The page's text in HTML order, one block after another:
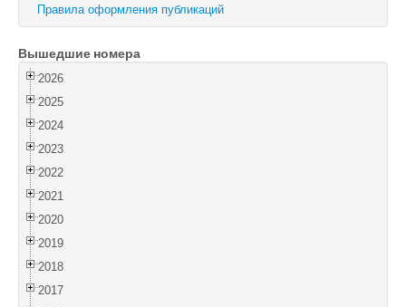
Поиск
Войти
Правила оформления публикаций
Вышедшие номера
2026
2025
2024
2023
2022
2021
2020
2019
2018
2017